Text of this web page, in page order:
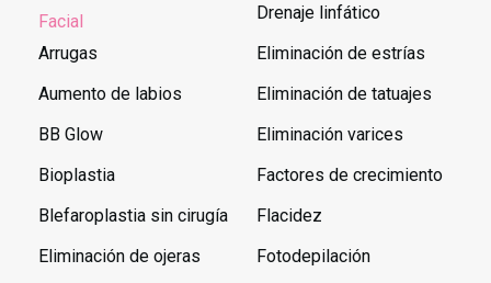
Facial
Arrugas
Aumento de labios
BB Glow
Bioplastia
Blefaroplastia sin cirugía
Eliminación de ojeras
Drenaje linfático
Eliminación de estrías
Eliminación de tatuajes
Eliminación varices
Factores de crecimiento
Flacidez
Fotodepilación